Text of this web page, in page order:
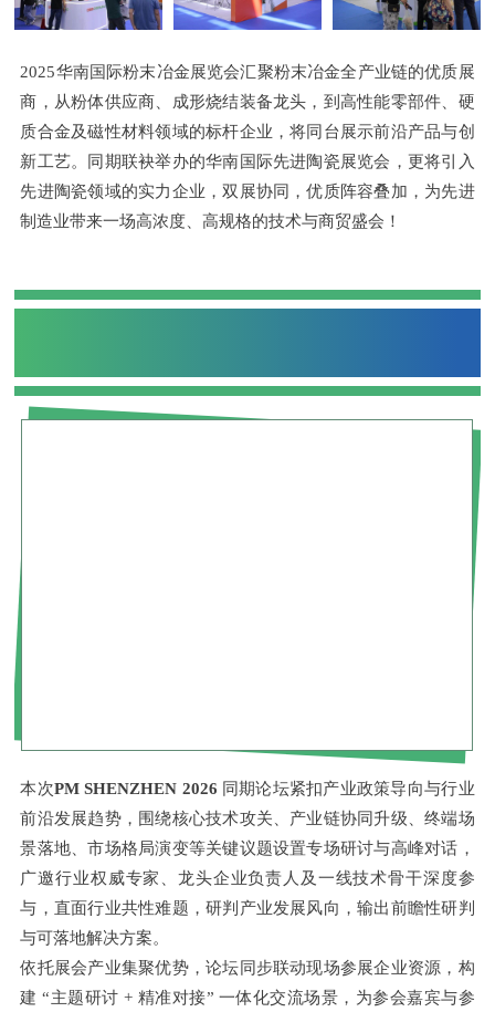
2025华南国际粉末冶金展览会汇聚粉末冶金全产业链的优质展
商，从粉体供应商、成形烧结装备龙头，到高性能零部件、硬
质合金及磁性材料领域的标杆企业，将同台展示前沿产品与创
新工艺。同期联袂举办的华南国际先进陶瓷展览会，更将引入
先进陶瓷领域的实力企业，双展协同，优质阵容叠加，为先进
制造业带来一场高浓度、高规格的技术与商贸盛会！
本次PM SHENZHEN 2026 同期论坛紧扣产业政策导向与行业
前沿发展趋势，围绕核心技术攻关、产业链协同升级、终端场
景落地、市场格局演变等关键议题设置专场研讨与高峰对话，
广邀行业权威专家、龙头企业负责人及一线技术骨干深度参
与，直面行业共性难题，研判产业发展风向，输出前瞻性研判
与可落地解决方案。
依托展会产业集聚优势，论坛同步联动现场参展企业资源，构
建 “主题研讨 + 精准对接” 一体化交流场景，为参会嘉宾与参